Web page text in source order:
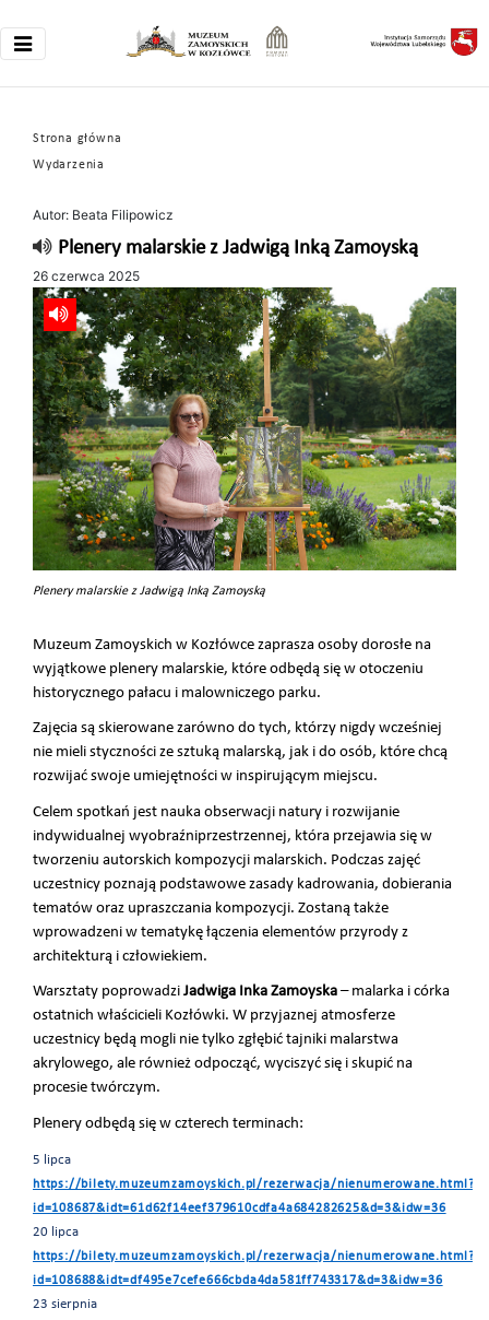
Strona główna
Wydarzenia
Autor: Beata Filipowicz
Plenery malarskie z Jadwigą Inką Zamoyską
26 czerwca 2025
Plenery malarskie z Jadwigą Inką Zamoyską
Muzeum Zamoyskich w Kozłówce zaprasza osoby dorosłe na
wyjątkowe plenery malarskie, które odbędą się w otoczeniu
historycznego pałacu i malowniczego parku.
Zajęcia są skierowane zarówno do tych, którzy nigdy wcześniej
nie mieli styczności ze sztuką malarską, jak i do osób, które chcą
rozwijać swoje umiejętności w inspirującym miejscu.
Celem spotkań jest nauka obserwacji natury i rozwijanie
indywidualnej wyobraźniprzestrzennej, która przejawia się w
tworzeniu autorskich kompozycji malarskich. Podczas zajęć
uczestnicy poznają podstawowe zasady kadrowania, dobierania
tematów oraz upraszczania kompozycji. Zostaną także
wprowadzeni w tematykę łączenia elementów przyrody z
architekturą i człowiekiem.
Warsztaty poprowadzi Jadwiga Inka Zamoyska – malarka i córka
ostatnich właścicieli Kozłówki. W przyjaznej atmosferze
uczestnicy będą mogli nie tylko zgłębić tajniki malarstwa
akrylowego, ale również odpocząć, wyciszyć się i skupić na
procesie twórczym.
Plenery odbędą się w czterech terminach:
5 lipca
https://bilety.muzeumzamoyskich.pl/rezerwacja/nienumerowane.html?
id=108687&idt=61d62f14eef379610cdfa4a684282625&d=3&idw=36
20 lipca
https://bilety.muzeumzamoyskich.pl/rezerwacja/nienumerowane.html?
id=108688&idt=df495e7cefe666cbda4da581ff743317&d=3&idw=36
23 sierpnia